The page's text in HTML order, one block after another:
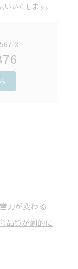
いたします。
3
力が変わる
品質が劇的に
した集客強化